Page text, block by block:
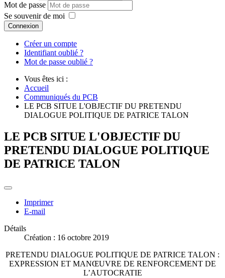
Mot de passe
Se souvenir de moi
Connexion
Créer un compte
Identifiant oublié ?
Mot de passe oublié ?
Vous êtes ici :
Accueil
Communiqués du PCB
LE PCB SITUE L'OBJECTIF DU PRETENDU
DIALOGUE POLITIQUE DE PATRICE TALON
LE PCB SITUE L'OBJECTIF DU
PRETENDU DIALOGUE POLITIQUE
DE PATRICE TALON
Imprimer
E-mail
Détails
Création : 16 octobre 2019
PRETENDU DIALOGUE POLITIQUE DE PATRICE TALON :
EXPRESSION ET MANŒUVRE DE RENFORCEMENT DE
L’AUTOCRATIE